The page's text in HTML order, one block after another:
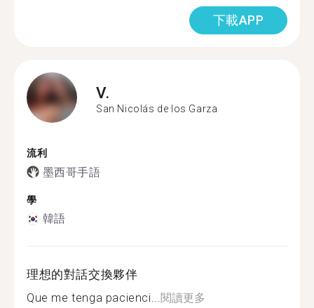
下載APP
V.
San Nicolás de los Garza
流利
墨西哥手語
學
韓語
理想的對話交換夥伴
Que me tenga pacienci...閱讀更多